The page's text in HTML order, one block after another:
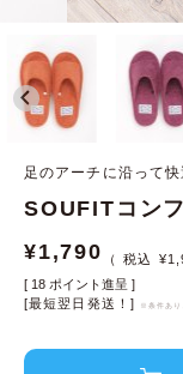
足のアーチに沿って快
SOUFITコン
¥1,790 ¥
[ 18 ポイント進呈 ]
[最短翌日発送！]
※条件あり